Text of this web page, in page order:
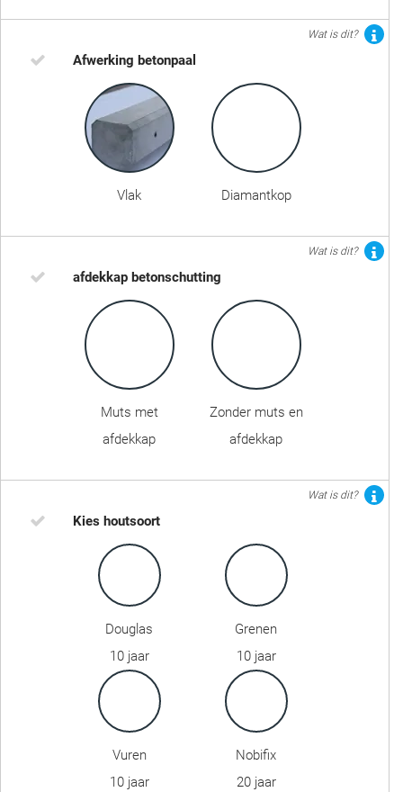
Wat is dit?
Afwerking betonpaal
Vlak Diamantkop
Wat is dit?
afdekkap betonschutting
Muts met
afdekkap
Zonder muts en
afdekkap
Wat is dit?
Kies houtsoort
Douglas
10 jaar
Grenen
10 jaar
Vuren
10 jaar
Nobifix
20 jaar